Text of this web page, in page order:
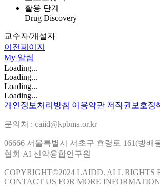
활용 단계
Drug Discovery
교수자/개설자
이전페이지
My 알림
Loading...
Loading...
Loading...
Loading...
개인정보처리방침 이용약관 저작권보호정
문의처 : caiid@kpbma.or.kr
06666 서울특별시 서초구 효령로 161(방배
협회 AI 신약융합연구원
COPYRIGHT©2024 LAIDD. ALL RIGHTS
CONTACT US FOR MORE INFORMATION